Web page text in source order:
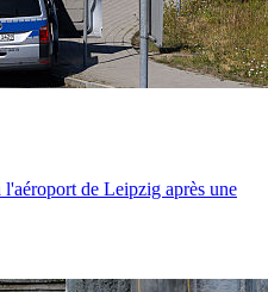
de Leipzig après une